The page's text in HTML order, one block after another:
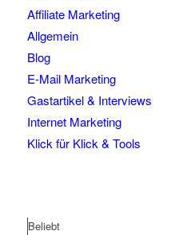
Affiliate Marketing
Allgemein
Blog
E-Mail Marketing
Gastartikel & Interviews
Internet Marketing
Klick für Klick & Tools
Beliebt